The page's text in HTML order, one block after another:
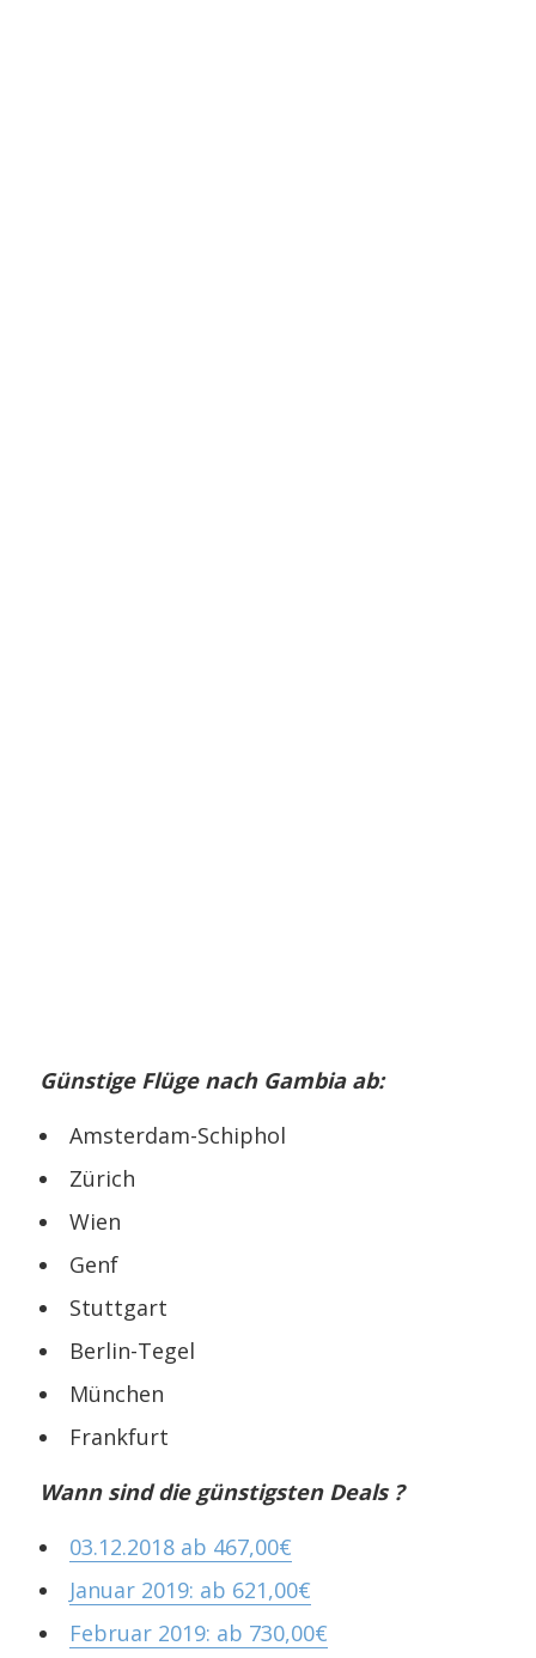
Günstige Flüge nach Gambia ab:
Amsterdam-Schiphol
Zürich
Wien
Genf
Stuttgart
Berlin-Tegel
München
Frankfurt
Wann sind die günstigsten Deals ?
03.12.2018 ab 467,00€
Januar 2019: ab 621,00€
Februar 2019: ab 730,00€